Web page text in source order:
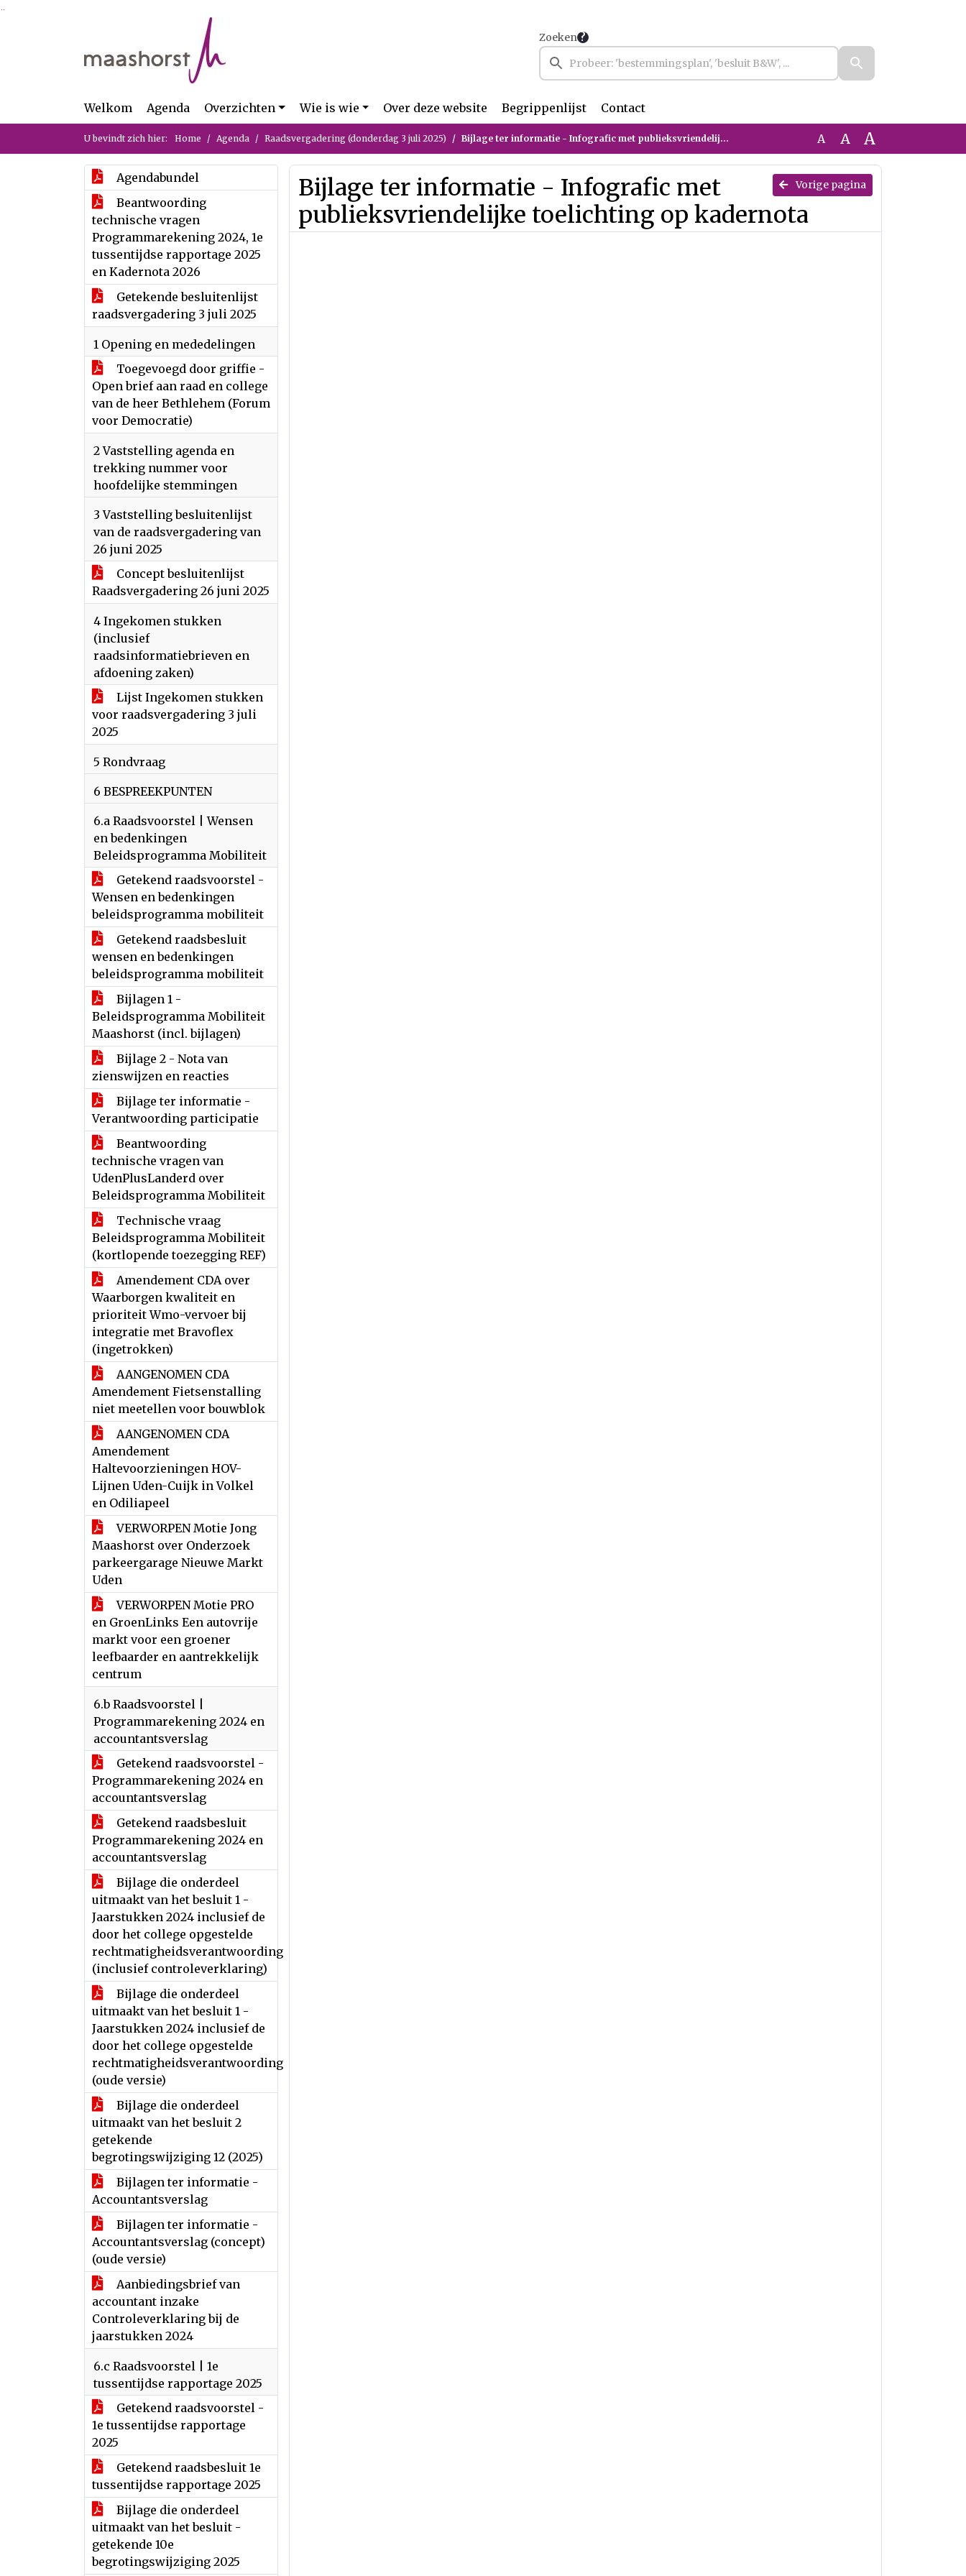
Zoeken
Welkom Agenda Overzichten Wie is wie Over deze website Begrippenlijst Contact
U bevindt zich hier: Home Agenda Raadsvergadering (donderdag 3 juli 2025) Bijlage ter informatie - Infografic met publieksvriendelijke toelichting op kadernota A A A
Agendabundel
Beantwoording
technische vragen
Programmarekening 2024, 1e
tussentijdse rapportage 2025
en Kadernota 2026
Getekende besluitenlijst
raadsvergadering 3 juli 2025
1 Opening en mededelingen
Toegevoegd door griffie -
Open brief aan raad en college
van de heer Bethlehem (Forum
voor Democratie)
2 Vaststelling agenda en
trekking nummer voor
hoofdelijke stemmingen
3 Vaststelling besluitenlijst
van de raadsvergadering van
26 juni 2025
Concept besluitenlijst
Raadsvergadering 26 juni 2025
4 Ingekomen stukken
(inclusief
raadsinformatiebrieven en
afdoening zaken)
Lijst Ingekomen stukken
voor raadsvergadering 3 juli
2025
5 Rondvraag
6 BESPREEKPUNTEN
6.a Raadsvoorstel | Wensen
en bedenkingen
Beleidsprogramma Mobiliteit
Getekend raadsvoorstel -
Wensen en bedenkingen
beleidsprogramma mobiliteit
Getekend raadsbesluit
wensen en bedenkingen
beleidsprogramma mobiliteit
Bijlagen 1 -
Beleidsprogramma Mobiliteit
Maashorst (incl. bijlagen)
Bijlage 2 - Nota van
zienswijzen en reacties
Bijlage ter informatie -
Verantwoording participatie
Beantwoording
technische vragen van
UdenPlusLanderd over
Beleidsprogramma Mobiliteit
Technische vraag
Beleidsprogramma Mobiliteit
(kortlopende toezegging REF)
Amendement CDA over
Waarborgen kwaliteit en
prioriteit Wmo-vervoer bij
integratie met Bravoflex
(ingetrokken)
AANGENOMEN CDA
Amendement Fietsenstalling
niet meetellen voor bouwblok
AANGENOMEN CDA
Amendement
Haltevoorzieningen HOV-
Lijnen Uden-Cuijk in Volkel
en Odiliapeel
VERWORPEN Motie Jong
Maashorst over Onderzoek
parkeergarage Nieuwe Markt
Uden
VERWORPEN Motie PRO
en GroenLinks Een autovrije
markt voor een groener
leefbaarder en aantrekkelijk
centrum
6.b Raadsvoorstel |
Programmarekening 2024 en
accountantsverslag
Getekend raadsvoorstel -
Programmarekening 2024 en
accountantsverslag
Getekend raadsbesluit
Programmarekening 2024 en
accountantsverslag
Bijlage die onderdeel
uitmaakt van het besluit 1 -
Jaarstukken 2024 inclusief de
door het college opgestelde
rechtmatigheidsverantwoording
(inclusief controleverklaring)
Bijlage die onderdeel
uitmaakt van het besluit 1 -
Jaarstukken 2024 inclusief de
door het college opgestelde
rechtmatigheidsverantwoording
(oude versie)
Bijlage die onderdeel
uitmaakt van het besluit 2
getekende
begrotingswijziging 12 (2025)
Bijlagen ter informatie -
Accountantsverslag
Bijlagen ter informatie -
Accountantsverslag (concept)
(oude versie)
Aanbiedingsbrief van
accountant inzake
Controleverklaring bij de
jaarstukken 2024
6.c Raadsvoorstel | 1e
tussentijdse rapportage 2025
Getekend raadsvoorstel -
1e tussentijdse rapportage
2025
Getekend raadsbesluit 1e
tussentijdse rapportage 2025
Bijlage die onderdeel
uitmaakt van het besluit -
getekende 10e
begrotingswijziging 2025
Vorige pagina
Bijlage ter informatie - Infografic met
publieksvriendelijke toelichting op kadernota